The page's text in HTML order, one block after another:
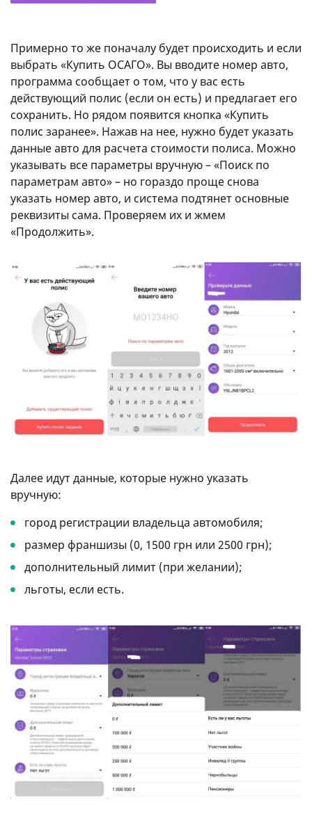
Примерно то же поначалу будет происходить и если
выбрать «Купить ОСАГО». Вы вводите номер авто,
программа сообщает о том, что у вас есть
действующий полис (если он есть) и предлагает его
сохранить. Но рядом появится кнопка «Купить
полис заранее». Нажав на нее, нужно будет указать
данные авто для расчета стоимости полиса. Можно
указывать все параметры вручную – «Поиск по
параметрам авто» – но гораздо проще снова
указать номер авто, и система подтянет основные
реквизиты сама. Проверяем их и жмем
«Продолжить».
Далее идут данные, которые нужно указать
вручную:
город регистрации владельца автомобиля;
размер франшизы (0, 1500 грн или 2500 грн);
дополнительный лимит (при желании);
льготы, если есть.